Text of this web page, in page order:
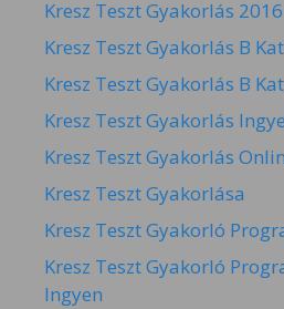
Kresz Teszt Gyakorlás 2016
Kresz Teszt Gyakorlás B
Kresz Teszt Gyakorlás B
Kresz Teszt Gyakorlás
Kresz Teszt Gyakorlás
Kresz Teszt Gyakorlása
Kresz Teszt Gyakorló
Kresz Teszt Gyakorló
Ingyen